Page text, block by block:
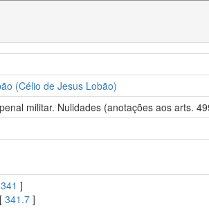
(Célio de Jesus Lobão)
militar. Nulidades (anotações aos arts.
341 ]
341.7 ]